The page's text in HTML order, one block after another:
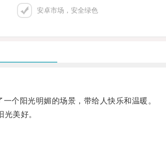
安卓市场，安全绿色
阳光明媚的场景，带给人快乐和温暖。
美好。